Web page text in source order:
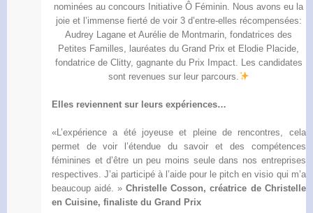
nominées au concours Initiative Ô Féminin. Nous avons eu la
joie et l’immense fierté de voir 3 d’entre-elles récompensées:
Audrey Lagane et Aurélie de Montmarin, fondatrices des
Petites Familles, lauréates du Grand Prix et Elodie Placide,
fondatrice de Clitty, gagnante du Prix Impact. Les candidates
sont revenues sur leur parcours.
Elles reviennent sur leurs expériences…
«L’expérience a été joyeuse et pleine de rencontres, cela
permet de voir l’étendue du savoir et des compétences
féminines et d’être un peu moins seule dans nos entreprises
respectives. J’ai participé à l’aide pour le pitch en visio qui m’a
beaucoup aidé. »Christelle Cosson, créatrice de Christelle
en Cuisine, finaliste du Grand Prix